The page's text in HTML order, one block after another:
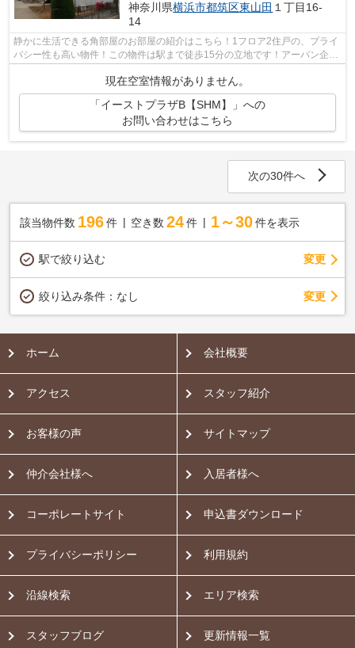
神奈川県横浜市都筑区東山田 １丁目16-
14
静かに生活できる角部屋のお部屋の紹介はこちら！1フロア2住戸の、プライ
バシー性も高い物件！この物件は駅まで徒歩15分の立地です！アーバン企画
現在空室情報がありません。
「イーストプラザB【SHM】」への
お問い合わせはこちら
次の30件へ
該当物件数 196件 空き数 24 件 1～30 件を表示
駅で絞り込む 変更
絞り込み条件： なし 変更
ホーム 会社概要
アクセス スタッフ紹介
お客様の声 サイトマップ
仲介会社様へ 入居者様へ
コーポレートサイト 申込書ダウンロード
プライバシーポリシー 利用規約
沿線検索 エリア検索
スタッフブログ 更新情報一覧